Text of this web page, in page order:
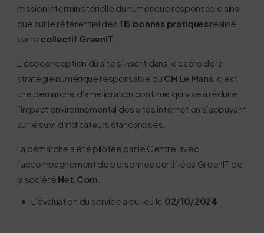
mission Interministérielle du numérique responsable ainsi
que sur le référentiel des 115 bonnes pratiquesréalisé
par le collectif GreenIT
L’écoconception du site s’inscrit dans le cadre de la
stratégie numérique responsable du CH Le Mans, c’est
une démarche d’amélioration continue qui vise à réduire
l’impact environnemental des sites internet en s’appuyant
sur le suivi d’indicateurs standardisés.
La démarche a été pilotée par le Centre avec
l’accompagnement de personnes certifiées GreenIT de
la société Net.Com
L’évaluation du service a eu lieu le 02/10/2024